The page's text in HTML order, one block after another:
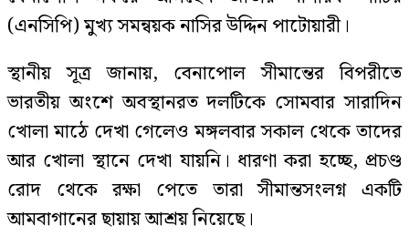
(এনসিপি) মুখ্য সমন্বয়ক নাসির উদ্দিন পাটোয়ারী।
স্থানীয় সূত্র জানায়, বেনাপোল সীমান্তের বিপরীতে
ভারতীয় অংশে অবস্থানরত দলটিকে সোমবার সারাদিন
খোলা মাঠে দেখা গেলেও মঙ্গলবার সকাল থেকে তাদের
আর খোলা স্থানে দেখা যায়নি। ধারণা করা হচ্ছে, প্রচণ্ড
রোদ থেকে রক্ষা পেতে তারা সীমান্তসংলগ্ন একটি
আমবাগানের ছায়ায় আশ্রয় নিয়েছে।